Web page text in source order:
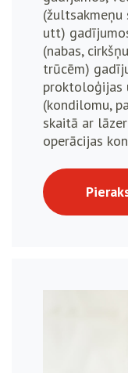
(žultsakmeņu
utt)
(nabas,
trūcēm)
proktoloģijas
(kondilomu,
skaitā ar
operācijas